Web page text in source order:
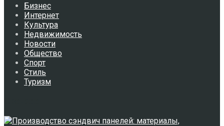
Бизнес
Интернет
Культура
Недвижимость
Новости
Общество
Спорт
Стиль
Туризм